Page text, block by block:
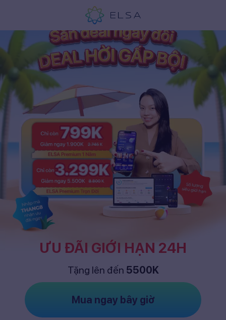
ƯU ĐÃI GIỚI HẠN 24H
Tặng lên đến 5500K
Mua ngay bây giờ